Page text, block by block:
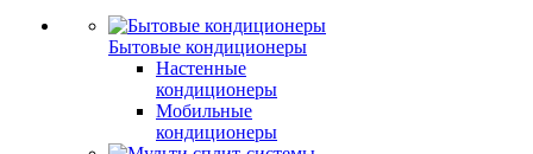
Бытовые кондиционеры
Настенные
кондиционеры
Мобильные
кондиционеры